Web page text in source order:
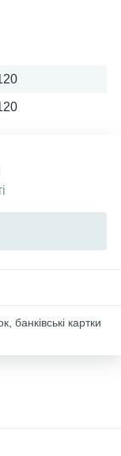
банківські картки